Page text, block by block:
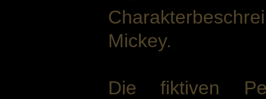
Mickey.
Die fiktiven